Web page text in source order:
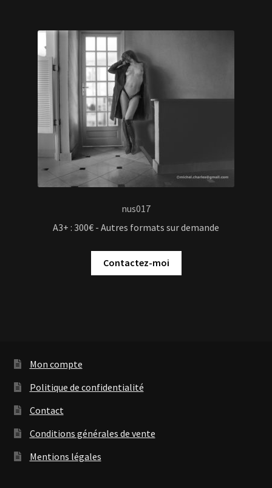
nus017
A3+ : 300€ - Autres formats sur demande
Contactez-moi
Mon compte
Politique de confidentialité
Contact
Conditions générales de vente
Mentions légales